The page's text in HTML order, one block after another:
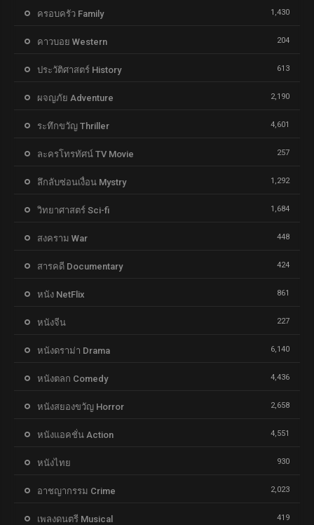
ครอบครัว Family 1,430
คาวบอย Western 204
ประวัติศาสตร์ History 613
ผจญภัย Adventure 2,190
ระทึกขวัญ Thriller 4,601
ละครโทรทัศน์ TV Movie 257
ลึกลับซ่อนเงื่อน Mystry 1,292
วิทยาศาสตร์ Sci-fi 1,684
สงคราม War 448
สารคดี Documentary 424
หนัง NetFlix 861
หนังจีน 227
หนังดราม่า Drama 6,140
หนังตลก Comedy 4,436
หนังสยองขวัญ Horror 2,658
หนังแอคชั่น Action 4,551
หนังไทย 930
อาชญากรรม Crime 2,023
เพลงดนตรี Musical 419